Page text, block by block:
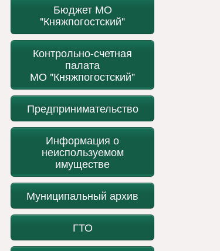
Бюджет МО
"Княжпогостский"
Контрольно-счетная
палата
МО "Княжпогостский"
Предпринимательство
Информация о
неиспользуемом
имуществе
Муниципальный архив
ГТО